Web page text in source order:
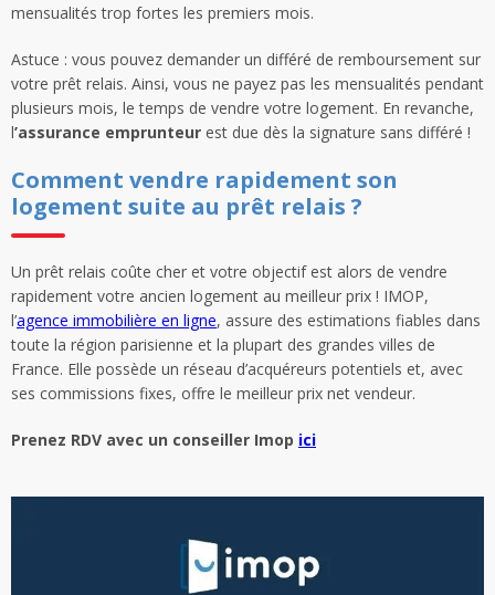
mensualités trop fortes les premiers mois.
Astuce : vous pouvez demander un différé de remboursement sur
votre prêt relais. Ainsi, vous ne payez pas les mensualités pendant
plusieurs mois, le temps de vendre votre logement. En revanche,
l’assurance emprunteur est due dès la signature sans différé !
Comment vendre rapidement son
logement suite au prêt relais ?
Un prêt relais coûte cher et votre objectif est alors de vendre
rapidement votre ancien logement au meilleur prix ! IMOP,
l’agence immobilière en ligne, assure des estimations fiables dans
toute la région parisienne et la plupart des grandes villes de
France. Elle possède un réseau d’acquéreurs potentiels et, avec
ses commissions fixes, offre le meilleur prix net vendeur.
Prenez RDV avec un conseiller Imop ici